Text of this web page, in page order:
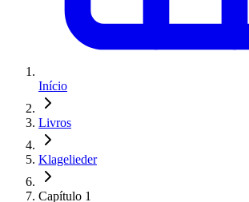
Início
Livros
Klagelieder
Capítulo 1